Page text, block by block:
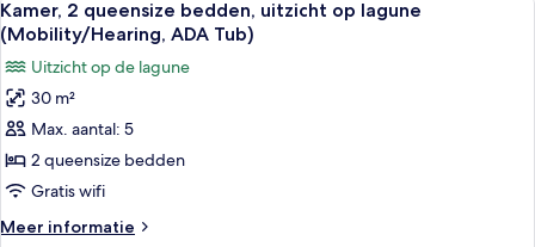
Tub)
laden
bedden,
uitzicht
op
zwembad
(Mobility/Hearing,
ADA
Tub)
foto's
voor
Kamer,
2
queensize
bedden,
uitzicht
op
6
Kamer, 2 queensize bedden, uitzicht op lagune
(Mobility/Hearing, ADA Tub)
Uitzicht op de lagune
30 m²
Max. aantal: 5
2 queensize bedden
Gratis wifi
Meer informatie
Meer